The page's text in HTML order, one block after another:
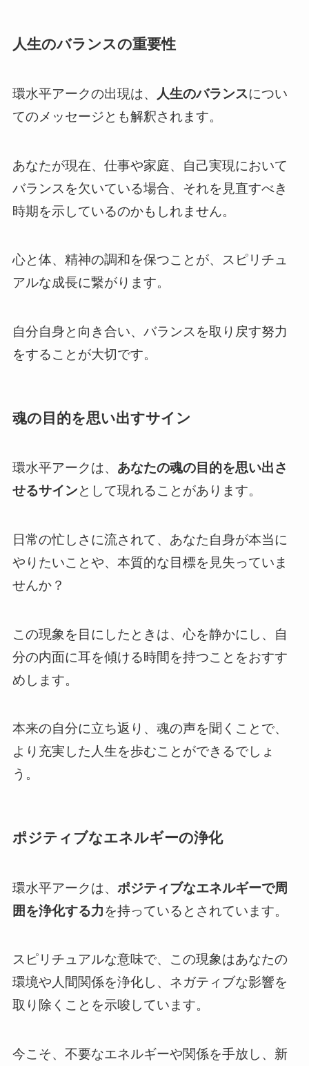
人生のバランスの重要性
環水平アークの出現は、 人生のバランスについ
てのメッセージとも解釈されます。
あなたが現在、仕事や家庭、自己実現において
バランスを欠いている場合、それを見直すべき
時期を示しているのかもしれません。
心と体、精神の調和を保つことが、スピリチュ
アルな成長に繋がります。
自分自身と向き合い、バランスを取り戻す努力
をすることが大切です。
魂の目的を思い出すサイン
環水平アークは、 あなたの魂の目的を思い出さ
せるサインとして現れることがあります。
日常の忙しさに流されて、あなた自身が本当に
やりたいことや、本質的な目標を見失っていま
せんか？
この現象を目にしたときは、心を静かにし、自
分の内面に耳を傾ける時間を持つことをおすす
めします。
本来の自分に立ち返り、魂の声を聞くことで、
より充実した人生を歩むことができるでしょ
う。
ポジティブなエネルギーの浄化
環水平アークは、 ポジティブなエネルギーで周
囲を浄化する力を持っているとされています。
スピリチュアルな意味で、この現象はあなたの
環境や人間関係を浄化し、ネガティブな影響を
取り除くことを示唆しています。
今こそ、不要なエネルギーや関係を手放し、新